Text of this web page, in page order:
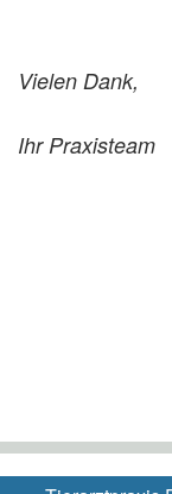
Vielen Dank,
Ihr Praxisteam